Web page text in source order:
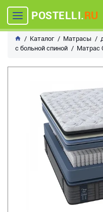
POSTELLI.RU
Каталог Матрасы
с больной спиной
Матрас